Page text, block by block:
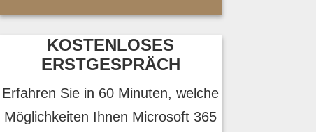
KOSTENLOSES
ERSTGESPRÄCH
Erfahren Sie in 60 Minuten, welche
Möglichkeiten Ihnen Microsoft 365